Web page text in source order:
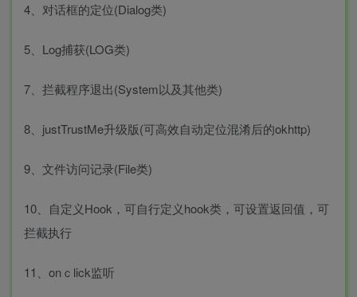
4、对话框的定位(Dialog类)
5、Log捕获(LOG类)
7、拦截程序退出(System以及其他类)
8、justTrustMe升级版(可高效自动定位混淆后的okhttp)
9、文件访问记录(File类)
10、自定义Hook，可自行定义hook类，可设置返回值，可
拦截执行
11、onｃlick监听